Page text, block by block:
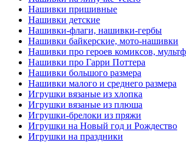
Нашивки пришивные
Нашивки детские
Нашивки-флаги, нашивки-гербы
Нашивки байкерские, мото-нашивки
Нашивки про героев комиксов,
Нашивки про Гарри Поттера
Нашивки большого размера
Нашивки малого и среднего размера
Игрушки вязаные из хлопка
Игрушки вязаные из плюша
Игрушки-брелоки из пряжи
Игрушки на Новый год и Рождество
Игрушки на праздники